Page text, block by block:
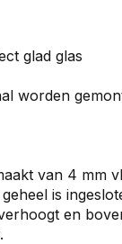
glad glas
worden
van 4 mm
is
en